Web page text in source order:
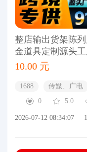
整店输出货架陈
金道具定制源头
10.00 元
1688 传媒、广电
0
5.0
2026-07-12 08:34:07